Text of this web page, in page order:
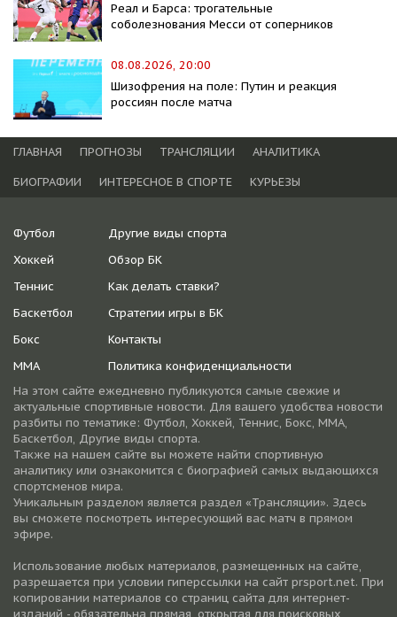
Реал и Барса: трогательные
соболезнования Месси от соперников
08.08.2026, 20:00
Шизофрения на поле: Путин и реакция
россиян после матча
ГЛАВНАЯ ПРОГНОЗЫ ТРАНСЛЯЦИИ
АНАЛИТИКА
БИОГРАФИИ
ИНТЕРЕСНОЕ В СПОРТЕ КУРЬЕЗЫ
Футбол
Хоккей
Теннис
Баскетбол
Бокс
ММА
Другие виды спорта
Обзор БК
Как делать ставки?
Стратегии игры в БК
Контакты
Политика конфиденциальности
На этом сайте ежедневно публикуются самые свежие и
актуальные спортивные новости. Для вашего удобства новости
разбиты по тематике: Футбол, Хоккей, Теннис, Бокс, ММА,
Баскетбол, Другие виды спорта.
Также на нашем сайте вы можете найти спортивную
аналитику или ознакомится с биографией самых выдающихся
спортсменов мира.
Уникальным разделом является раздел «Трансляции». Здесь
вы сможете посмотреть интересующий вас матч в прямом
эфире.
Использование любых материалов, размещенных на сайте,
разрешается при условии гиперссылки на cайт prsport.net. При
копировании материалов со страниц сайта для интернет-